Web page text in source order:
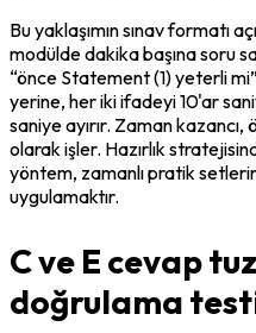
Bu yaklaşımın sınav formatı
modülde dakika başına soru
“önce Statement (1) yeterli
yerine, her iki ifadeyi 10'ar
saniye ayırır. Zaman
olarak işler. Hazırlık
yöntem, zamanlı pratik
uygulamaktır.
C ve E cevap
doğrulama testi